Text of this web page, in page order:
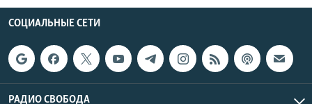
СОЦИАЛЬНЫЕ СЕТИ
РАДИО СВОБОДА